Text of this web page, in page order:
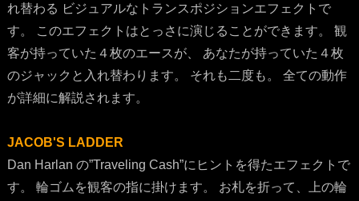
れ替わる ビジュアルなトランスポジションエフェクトで
す。 このエフェクトはとっさに演じることができます。 観
客が持っていた４枚のエースが、 あなたが持っていた４枚
のジャックと入れ替わります。 それも二度も。 全ての動作
が詳細に解説されます。
JACOB'S LADDER
Dan Harlan の”Traveling Cash”にヒントを得たエフェクトで
す。 輪ゴムを観客の指に掛けます。 お札を折って、上の輪